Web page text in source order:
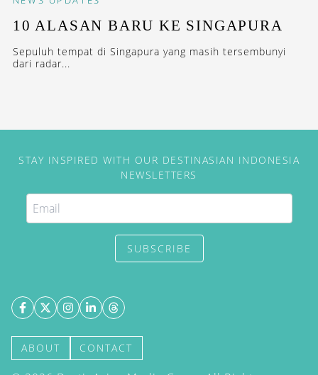
10 ALASAN BARU KE SINGAPURA
Sepuluh tempat di Singapura yang masih tersembunyi
dari radar...
STAY INSPIRED WITH OUR DESTINASIAN INDONESIA
NEWSLETTERS
SUBSCRIBE
ABOUT CONTACT